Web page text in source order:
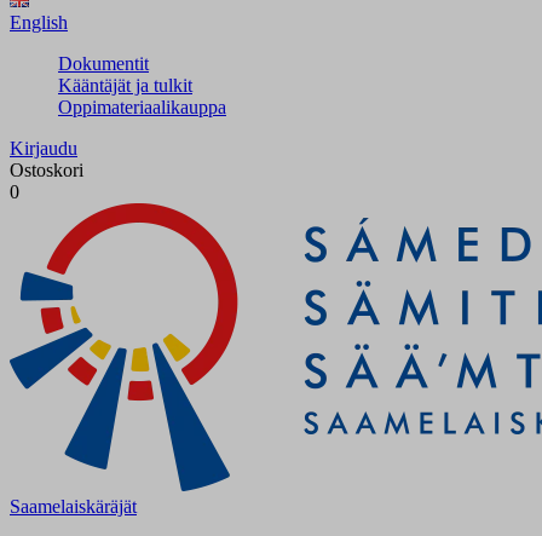
English
Dokumentit
Kääntäjät ja tulkit
Oppimateriaalikauppa
Kirjaudu
Ostoskori
0
Saamelaiskäräjät